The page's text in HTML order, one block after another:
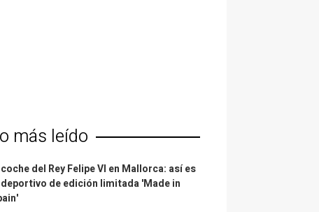
más leído
coche del Rey Felipe VI en Mallorca: así es
de edición limitada 'Made in